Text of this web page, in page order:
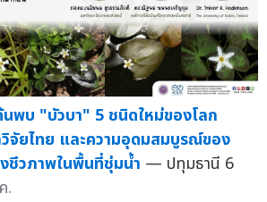
พบ "บัวบา" 5 ชนิดใหม่ของโลก
จัยไทย และความอุดมสมบูรณ์ของ
ชีวภาพในพื้นที่ชุ่มน้ำ — ปทุมธานี 6
.